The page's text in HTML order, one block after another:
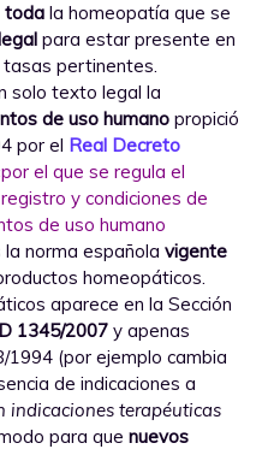
toda la homeopatía que se
para estar presente en
pertinentes.
solo texto legal la
de uso humano propició
por el Real Decreto
el que se regula el
y condiciones de
de uso humano
la norma española vigente
homeopáticos.
aparece en la Sección
1345/2007 y apenas
1994 (por ejemplo cambia
de indicaciones a
indicaciones terapéuticas
para que nuevos